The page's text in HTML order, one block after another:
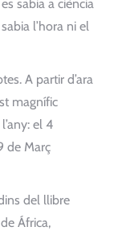
sabia a ciència
l’hora ni el
A partir d’ara
magnífic
el 4
de Març
del llibre
África,